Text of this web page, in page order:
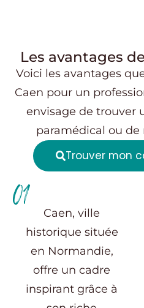
Les avantages
Voici les avantages
Caen pour un
envisage de trouver
paramédical ou de
Trouver mon
01
Caen, ville
historique située
en Normandie,
offre un cadre
inspirant grâce à